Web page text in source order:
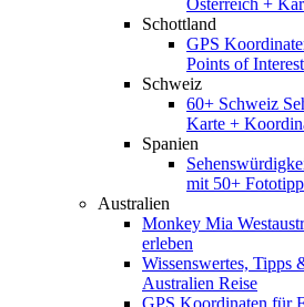
Österreich +
Schottland
GPS
Points of
Schweiz
60+ Schweiz
Karte +
Spanien
mit 50+
Australien
Monkey Mia
erleben
Wissenswertes, Tipps
Australien Reise
GPS Koordinaten für